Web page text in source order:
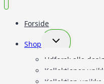
Forside
Shop
Skift
undermenu
Udforsk alle
Kollektioner
Kollektion